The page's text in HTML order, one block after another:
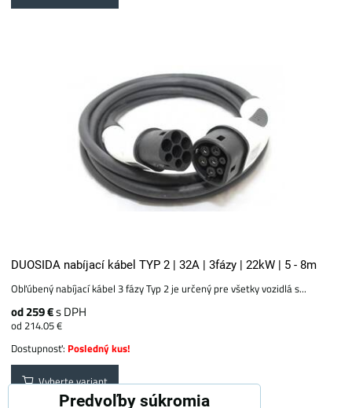
DUOSIDA nabíjací kábel TYP 2 | 32A | 3fázy | 22kW | 5 - 8m
Obľúbený nabíjací kábel 3 fázy Typ 2 je určený pre všetky vozidlá s...
od 259 €s DPH
od 214.05 €
Dostupnosť: Posledný kus!
Vyberte variant
Predvoľby súkromia